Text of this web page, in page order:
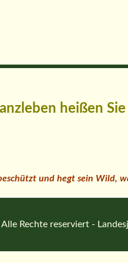
heißen
und hegt sein Wild,
Rechte reserviert -